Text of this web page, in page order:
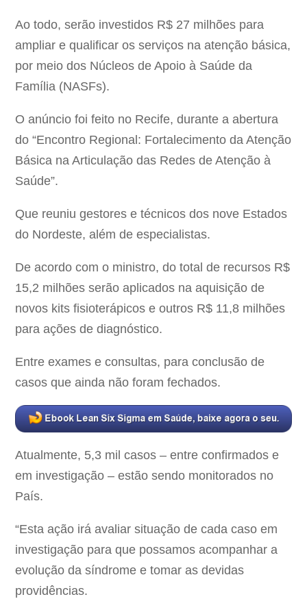
Ao todo, serão investidos R$ 27 milhões para
ampliar e qualificar os serviços na atenção básica,
por meio dos Núcleos de Apoio à Saúde da
Família (NASFs).
O anúncio foi feito no Recife, durante a abertura
do “Encontro Regional: Fortalecimento da Atenção
Básica na Articulação das Redes de Atenção à
Saúde”.
Que reuniu gestores e técnicos dos nove Estados
do Nordeste, além de especialistas.
De acordo com o ministro, do total de recursos R$
15,2 milhões serão aplicados na aquisição de
novos kits fisioterápicos e outros R$ 11,8 milhões
para ações de diagnóstico.
Entre exames e consultas, para conclusão de
casos que ainda não foram fechados.
Atualmente, 5,3 mil casos – entre confirmados e
em investigação – estão sendo monitorados no
País.
“Esta ação irá avaliar situação de cada caso em
investigação para que possamos acompanhar a
evolução da síndrome e tomar as devidas
providências.